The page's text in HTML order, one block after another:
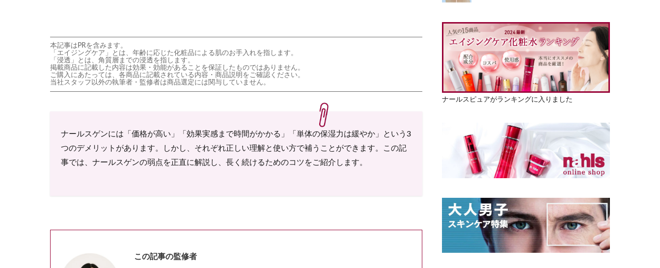
本記事はPRを含みます。
「エイジングケア」とは、年齢に応じた化粧品による肌のお手入れを指します。
「浸透」とは、角質層までの浸透を指します。
掲載商品に記載した内容は効果・効能があることを保証したものではありません。
ご購入にあたっては、各商品に記載されている内容・商品説明をご確認ください。
当社スタッフ以外の執筆者・監修者は商品選定には関与していません。
ナールスゲンには「価格が高い」「効果実感まで時間がかかる」「単体の保湿力は緩やか」という3
つのデメリットがあります。しかし、それぞれ正しい理解と使い方で補うことができます。この記
事では、ナールスゲンの弱点を正直に解説し、長く続けるためのコツをご紹介します。
この記事の監修者
ナールスピュアがランキングに入りました